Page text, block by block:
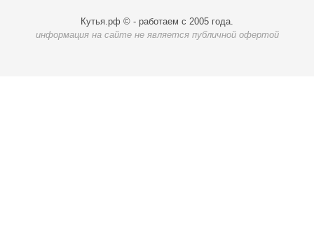
Кутья.рф © - работаем с 2005 года.
информация на сайте не является публичной офертой